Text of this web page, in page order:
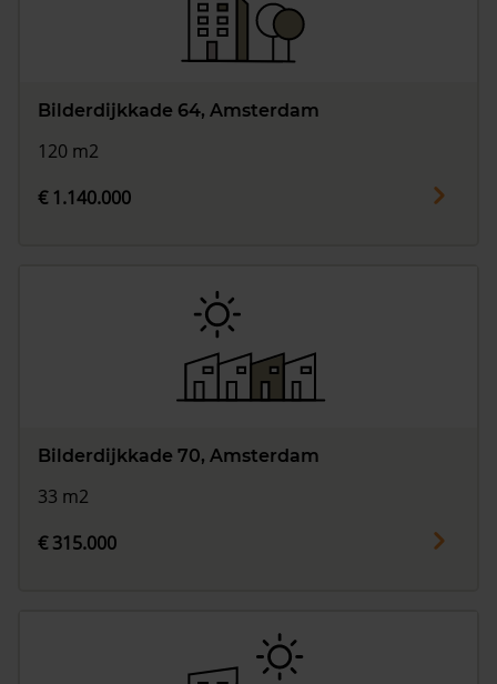
Bilderdijkkade 64, Amsterdam
120 m2
€ 1.140.000
Bilderdijkkade 70, Amsterdam
33 m2
€ 315.000